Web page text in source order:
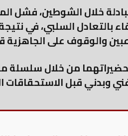
خلال الشوطين، فشل
بالتعادل السلبي، في
والوقوف على الجاهزية
من خلال سلسلة
وبدني قبل الاستحقاقات